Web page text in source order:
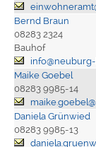
Bernd Braun
08283 2324
Bauhof
Maike Goebel
08283 9985-14
Daniela Grünwied
08283 9985-13